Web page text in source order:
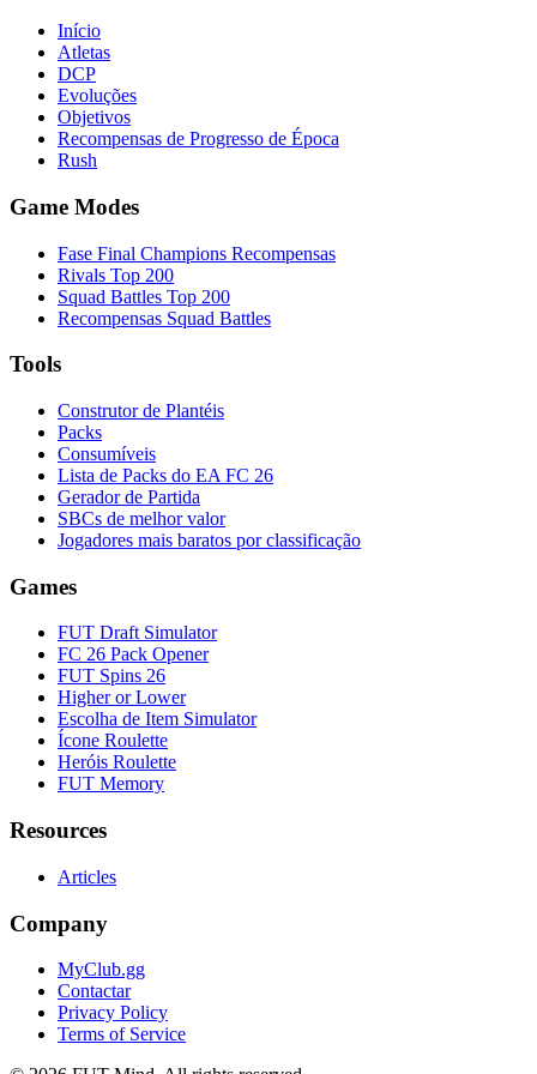
Início
Atletas
DCP
Evoluções
Objetivos
Recompensas de Progresso de Época
Rush
Game Modes
Fase Final Champions Recompensas
Rivals Top 200
Squad Battles Top 200
Recompensas Squad Battles
Tools
Construtor de Plantéis
Packs
Consumíveis
Lista de Packs do EA FC 26
Gerador de Partida
SBCs de melhor valor
Jogadores mais baratos por classificação
Games
FUT Draft Simulator
FC 26 Pack Opener
FUT Spins 26
Higher or Lower
Escolha de Item Simulator
Ícone Roulette
Heróis Roulette
FUT Memory
Resources
Articles
Company
MyClub.gg
Contactar
Privacy Policy
Terms of Service